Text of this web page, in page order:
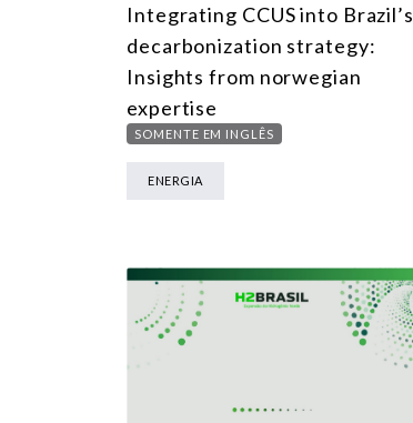
Integrating CCUS into Brazil’s
decarbonization strategy:
Insights from norwegian
expertise
SOMENTE EM INGLÊS
ENERGIA